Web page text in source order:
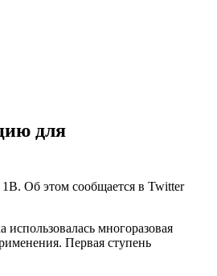
для
Об этом сообщается в Twitter
многоразовая
Первая ступень